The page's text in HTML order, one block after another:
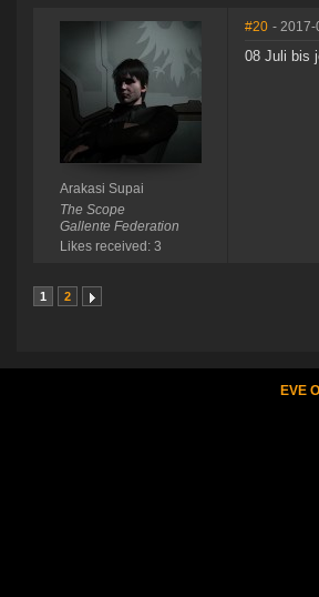
Arakasi Supai
The Scope
Gallente Federation
Likes received: 3
#20 - 2017-
08 Juli bis
1 2
EVE